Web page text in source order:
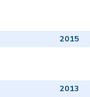
2015
2013